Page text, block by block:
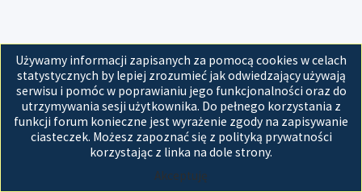
Używamy informacji zapisanych za pomocą cookies w celach
statystycznych by lepiej zrozumieć jak odwiedzający używają
serwisu i pomóc w poprawianiu jego funkcjonalności oraz do
utrzymywania sesji użytkownika. Do pełnego korzystania z
funkcji forum konieczne jest wyrażenie zgody na zapisywanie
ciasteczek. Możesz zapoznać się z polityką prywatności
korzystając z linka na dole strony.
Akceptuję